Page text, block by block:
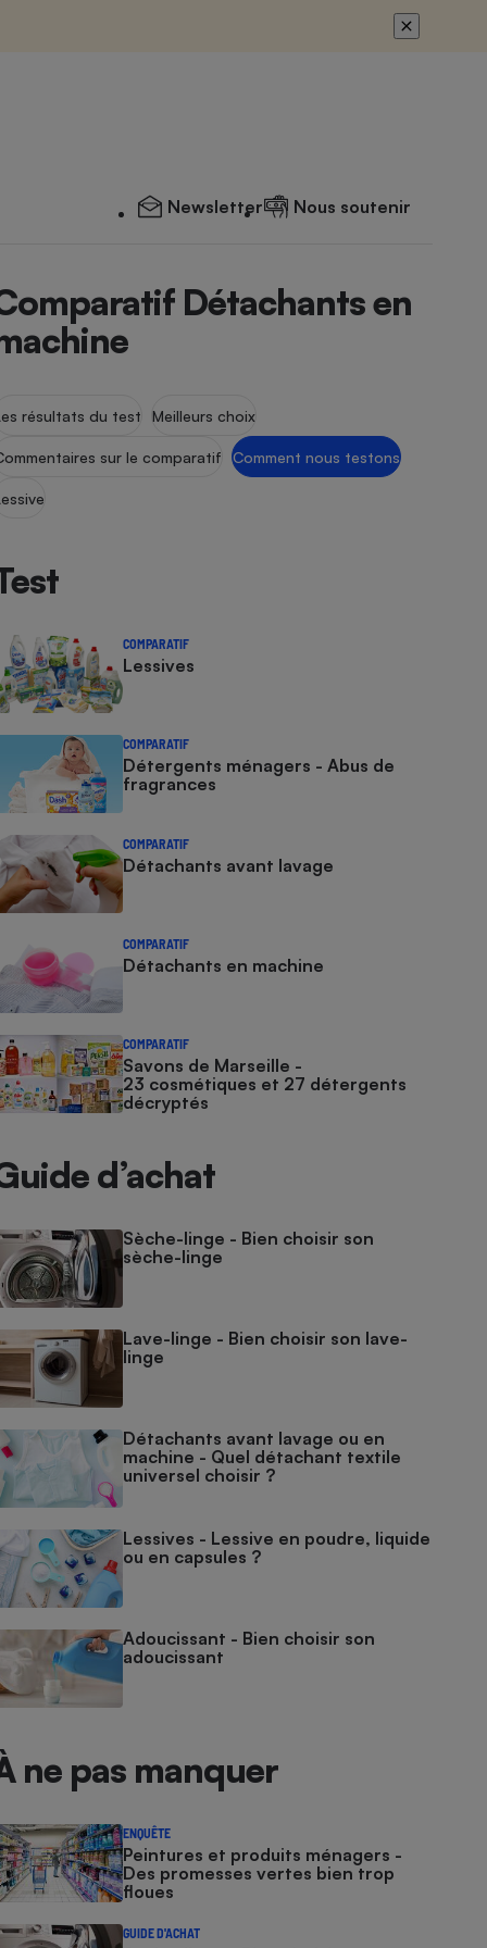
Newsletter Nous soutenir
Détachants en
résultats du test Meilleurs choix
sur le comparatif Comment nous testons
COMPARATIF
Lessives
COMPARATIF
Détergents ménagers - Abus de
fragrances
COMPARATIF
Détachants avant lavage
COMPARATIF
Détachants en machine
COMPARATIF
Savons de Marseille -
23 cosmétiques et 27 détergents
décryptés
d’achat
Sèche-linge - Bien choisir son
sèche-linge
Lave-linge - Bien choisir son lave-
linge
Détachants avant lavage ou en
machine - Quel détachant textile
universel choisir ?
Lessives - Lessive en poudre, liquide
ou en capsules ?
Adoucissant - Bien choisir son
adoucissant
ne pas manquer
ENQUÊTE
Peintures et produits ménagers -
Des promesses vertes bien trop
floues
GUIDE D'ACHAT